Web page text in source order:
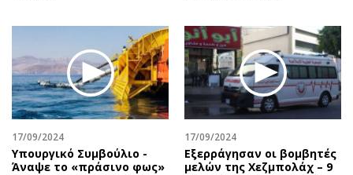
17/09/2024
Υπουργικό Συμβούλιο -
Άναψε το «πράσινο φως»
17/09/2024
Εξερράγησαν οι βομβητές
μελών της Χεζμπολάχ – 9